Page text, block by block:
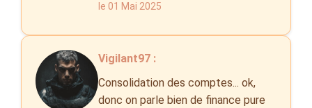
le 01 Mai 2025
Vigilant97 :
Consolidation des comptes... ok,
donc on parle bien de finance pure